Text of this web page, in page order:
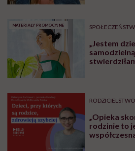
Róża Hajkuś, lekarka,
autorka książek dla dzieci
zdrowotnej „Budowa
najnowszej „Co się zdarza u
zdrowiu i o swoim ciele,
interesują się tym, jak
organizm, oraz czy
wiedzę, żeby tę ciekawość